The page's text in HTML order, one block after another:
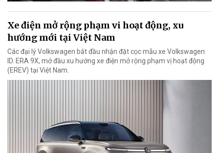
Xe điện mở rộng phạm vi hoạt động, xu
hướng mới tại Việt Nam
Các đại lý Volkswagen bắt đầu nhận đặt cọc mẫu xe Volkswagen
ID. ERA 9X, mở đầu xu hướng xe điện mở rộng phạm vị hoạt động
(EREV) tại Việt Nam.